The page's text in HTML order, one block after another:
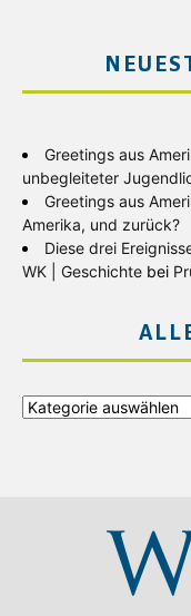
Greetings aus
unbegleiteter
Greetings aus
Amerika, und zurück?
Diese drei
WK | Geschichte bei
Alle